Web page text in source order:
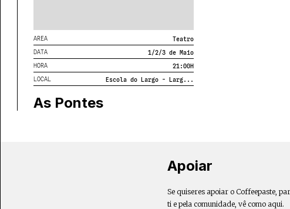
AREA
Teatro
DATA
1/2/3 de Maio
HORA
21:00H
LOCAL
Escola do Largo - Larg...
As Pontes
Apoiar
Se quiseres apoiar o Coffeepaste,
ti e pela comunidade, vê como aqui.